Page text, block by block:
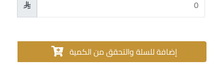

إضافة للسلة والتحقق من الكمية